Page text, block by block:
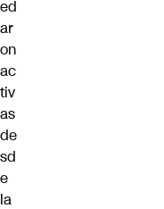
ed
ar
on
ac
tiv
as
de
sd
e
la